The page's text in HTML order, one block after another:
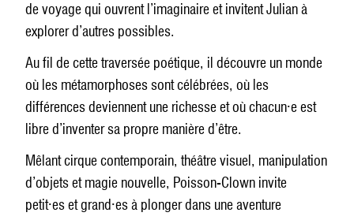
de voyage qui ouvrent l’imaginaire et invitent Julian à
explorer d’autres possibles.
Au fil de cette traversée poétique, il découvre un monde
où les métamorphoses sont célébrées, où les
différences deviennent une richesse et où chacun·e est
libre d’inventer sa propre manière d’être.
Mêlant cirque contemporain, théâtre visuel, manipulation
d’objets et magie nouvelle, Poisson-Clown invite
petit·es et grand·es à plonger dans une aventure